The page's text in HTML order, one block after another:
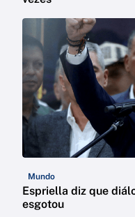
Mundo
Espriella diz que
esgotou